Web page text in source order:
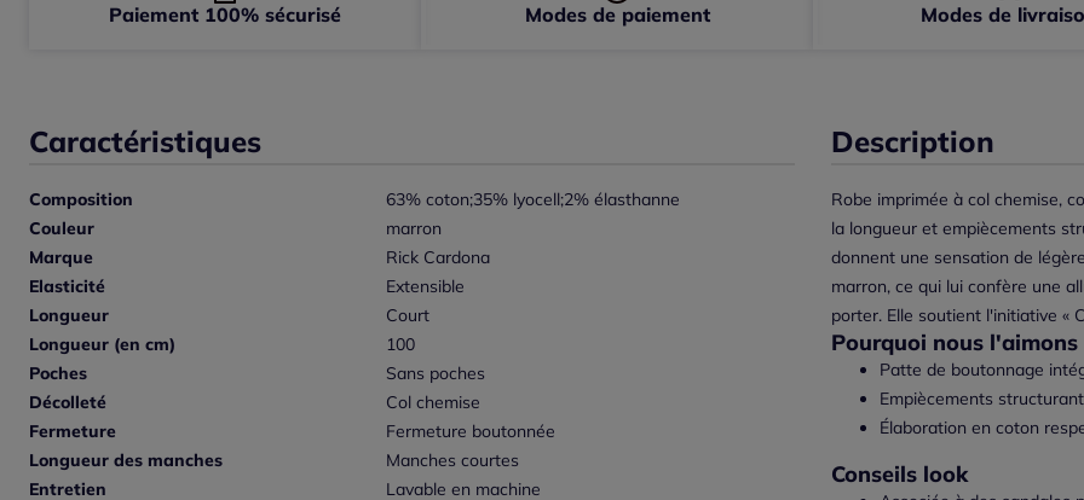
Caractéristiques
Composition
63% coton;35% lyocell;2% élasthanne
Couleur
marron
Marque
Rick Cardona
Elasticité
Extensible
Longueur
Court
Longueur (en cm)
100
Poches
Sans poches
Décolleté
Col chemise
Fermeture
Fermeture boutonnée
Longueur des manches
Manches courtes
Entretien
Lavable en machine
Description
Robe imprimée à col chemise,
la longueur et empiècements
donnent une sensation de
marron, ce qui lui confère une
porter. Elle soutient l'initiative «
Pourquoi nous l'aimons
Patte de boutonnage
Empiècements
Élaboration en coton
Conseils look
Paiement 100% sécurisé Modes de paiement Modes de